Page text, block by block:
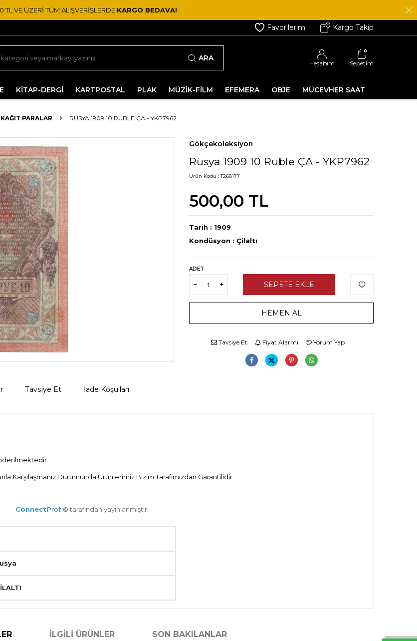
TL VE ÜZERİ TÜM ALIŞVERİŞLERDE KARGO BEDAVA!
Favorilerim Kargo Takip
ARA
Hesabım
0
Sepetim
KİTAP-DERGİ KARTPOSTAL PLAK MÜZİK-FİLM EFEMERA OBJE MÜCEVHER SAAT
PARALAR RUSYA 1909 10 RUBLE ÇA - YKP7962
Gökçekoleksiyon
Rusya 1909 10 Ruble ÇA - YKP7962
Ürün Kodu :T268177
500,00 TL
Tarih : 1909
Kondüsyon : Çilaltı
ADET
SEPETE EKLE
HEMEN AL
Tavsiye Et Fiyat Alarmı Yorum Yap
Tavsiye Et İade Koşulları
Karşılaşmanız Durumunda Ürünlerimiz Bizim Tarafımızdan Garantilidir.
ConnectProf © tarafından yayınlanmıştır.
İLGILI ÜRÜNLER SON BAKILANLAR